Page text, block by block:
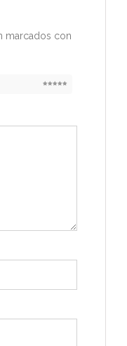
marcados con